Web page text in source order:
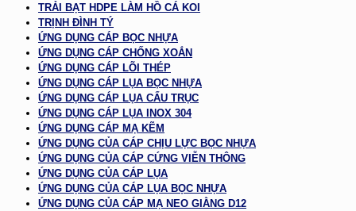
TRẢI BẠT HDPE LÀM HỒ CÁ KOI
TRỊNH ĐÌNH TÝ
ỨNG DỤNG CÁP BỌC NHỰA
ỨNG DỤNG CÁP CHỐNG XOẮN
ỨNG DỤNG CÁP LÕI THÉP
ỨNG DỤNG CÁP LỤA BỌC NHỰA
ỨNG DỤNG CÁP LỤA CẨU TRỤC
ỨNG DỤNG CÁP LỤA INOX 304
ỨNG DỤNG CÁP MẠ KẼM
ỨNG DỤNG CỦA CÁP CHỊU LỰC BỌC NHỰA
ỨNG DỤNG CỦA CÁP CỨNG VIỄN THÔNG
ỨNG DỤNG CỦA CÁP LỤA
ỨNG DỤNG CỦA CÁP LỤA BỌC NHỰA
ỨNG DỤNG CỦA CÁP MẠ NEO GIẰNG D12